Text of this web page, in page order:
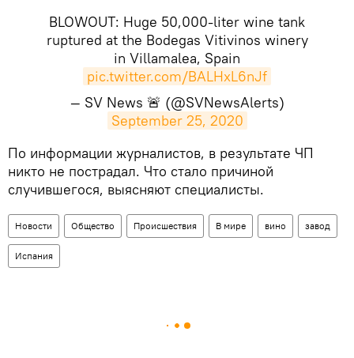
BLOWOUT: Huge 50,000-liter wine tank
ruptured at the Bodegas Vitivinos winery
in Villamalea, Spain
pic.twitter.com/BALHxL6nJf
— SV News 🚨 (@SVNewsAlerts)
September 25, 2020
​По информации журналистов, в результате ЧП
никто не пострадал. Что стало причиной
случившегося, выясняют специалисты.
Новости Общество Происшествия В мире вино завод
Испания